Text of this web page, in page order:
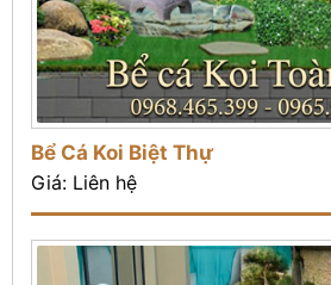
Bể Cá Koi Biệt Thự
Giá: Liên hệ